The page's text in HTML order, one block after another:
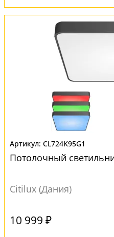
CL724K95G1
Потолочный
Citilux (Дания)
10 999 ₽